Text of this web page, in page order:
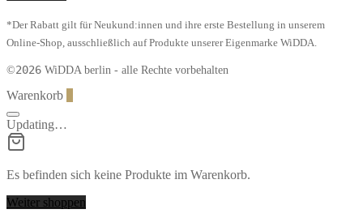
*Der Rabatt gilt für Neukund:innen und ihre erste Bestellung in unserem
Online-Shop, ausschließlich auf Produkte unserer Eigenmarke WiDDA.
©2026 WiDDA berlin - alle Rechte vorbehalten
Warenkorb
Updating…
Es befinden sich keine Produkte im Warenkorb.
Weiter shoppen